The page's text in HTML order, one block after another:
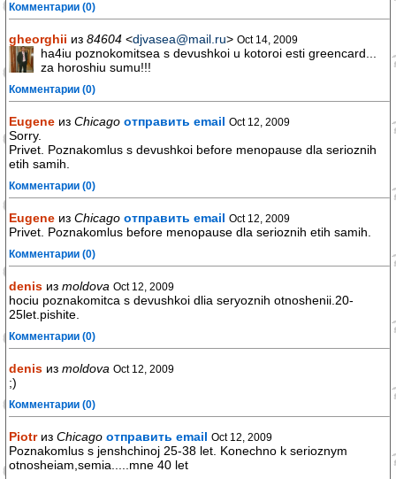
Комментарии (0)
gheorghii из 84604 <djvasea@mail.ru> Oct 14, 2009
ha4iu poznokomitsea s devushkoi u kotoroi esti greencard...
za horoshiu sumu!!!
Комментарии (0)
Eugene из Chicago отправить email Oct 12, 2009
Sorry.
Privet. Poznakomlus s devushkoi before menopause dla serioznih
etih samih.
Комментарии (0)
Eugene из Chicago отправить email Oct 12, 2009
Privet. Poznakomlus before menopause dla serioznih etih samih.
Комментарии (0)
denis из moldova Oct 12, 2009
hociu poznakomitca s devushkoi dlia seryoznih otnoshenii.20-
25let.pishite.
Комментарии (0)
denis из moldova Oct 12, 2009
;)
Комментарии (0)
Piotrиз Chicago отправить email Oct 12, 2009
Poznakomlus s jenshchinoj 25-38 let. Konechno k serioznym
otnosheiam,semia.....mne 40 let